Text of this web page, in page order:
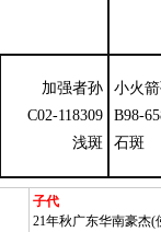
加强者孙
C02-118309
浅斑
小火
B98-
石斑
子代
21年秋广东华南豪杰(